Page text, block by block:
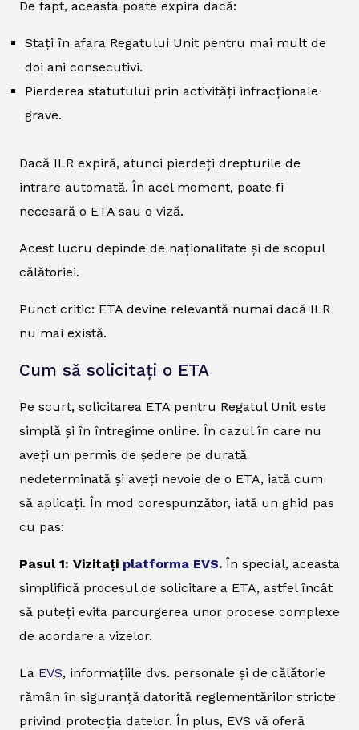
De fapt, aceasta poate expira dacă:
Stați în afara Regatului Unit pentru mai mult de
doi ani consecutivi.
Pierderea statutului prin activități infracționale
grave.
Dacă ILR expiră, atunci pierdeți drepturile de
intrare automată. În acel moment, poate fi
necesară o ETA sau o viză.
Acest lucru depinde de naționalitate și de scopul
călătoriei.
Punct critic: ETA devine relevantă numai dacă ILR
nu mai există.
Cum să solicitați o ETA
Pe scurt, solicitarea ETA pentru Regatul Unit este
simplă și în întregime online. În cazul în care nu
aveți un permis de ședere pe durată
nedeterminată și aveți nevoie de o ETA, iată cum
să aplicați. În mod corespunzător, iată un ghid pas
cu pas:
Pasul 1: Vizitați platforma EVS. În special, aceasta
simplifică procesul de solicitare a ETA, astfel încât
să puteți evita parcurgerea unor procese complexe
de acordare a vizelor.
La EVS, informațiile dvs. personale și de călătorie
rămân în siguranță datorită reglementărilor stricte
privind protecția datelor. În plus, EVS vă oferă